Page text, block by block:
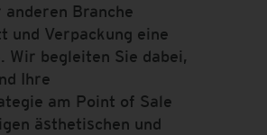
anderen Branche
und Verpackung eine
Wir begleiten Sie dabei,
Ihre
am Point of Sale
ästhetischen und